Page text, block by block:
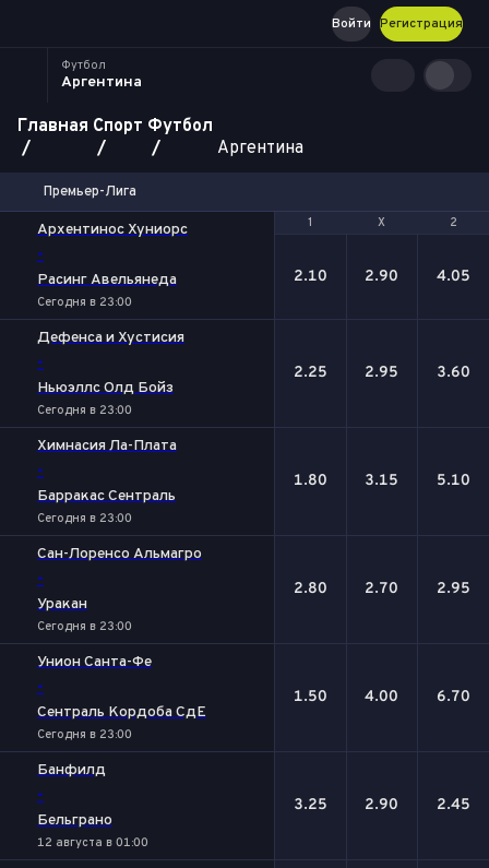
Регистрация
Войти
Футбол
Аргентина
Главная Спорт Футбол
Аргентина
Премьер-Лига
1 Х 2
Архентинос Хуниорс
-
Расинг Авельянеда
Сегодня в 23:00
1 Х 2
2.10 2.90 4.05
Дефенса и Хустисия
-
Ньюэллс Олд Бойз
Сегодня в 23:00
2.25 2.95 3.60
Химнасия Ла-Плата
-
Барракас Сентраль
Сегодня в 23:00
1.80 3.15 5.10
Сан-Лоренсо Альмагро
-
Уракан
Сегодня в 23:00
2.80 2.70 2.95
Унион Санта-Фе
-
Сентраль Кордоба СдЕ
Сегодня в 23:00
1.50 4.00 6.70
Банфилд
-
Бельграно
12 августа в 01:00
3.25 2.90 2.45